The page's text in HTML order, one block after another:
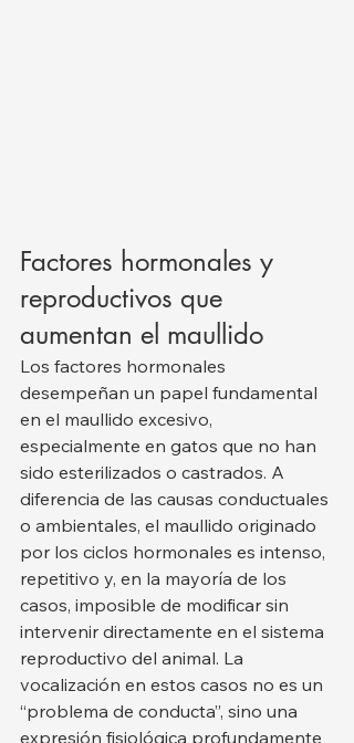
Factores hormonales y
reproductivos que
aumentan el maullido
Los factores hormonales
desempeñan un papel fundamental
en el maullido excesivo,
especialmente en gatos que no han
sido esterilizados o castrados. A
diferencia de las causas conductuales
o ambientales, el maullido originado
por los ciclos hormonales es intenso,
repetitivo y, en la mayoría de los
casos, imposible de modificar sin
intervenir directamente en el sistema
reproductivo del animal. La
vocalización en estos casos no es un
“problema de conducta”, sino una
expresión fisiológica profundamente